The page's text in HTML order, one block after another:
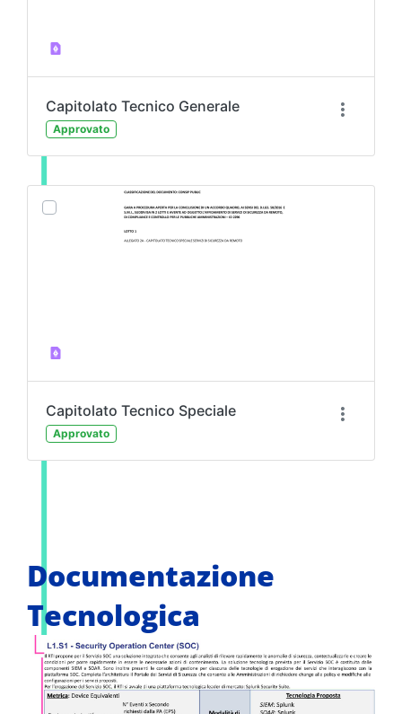
Capitolato Tecnico Generale
Approvato
Capitolato Tecnico Speciale
Approvato
Documentazione
Tecnologica